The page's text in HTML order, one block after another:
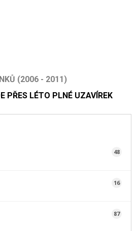
(2006 - 2011)
PŘES LÉTO PLNÉ UZAVÍREK
48
16
87